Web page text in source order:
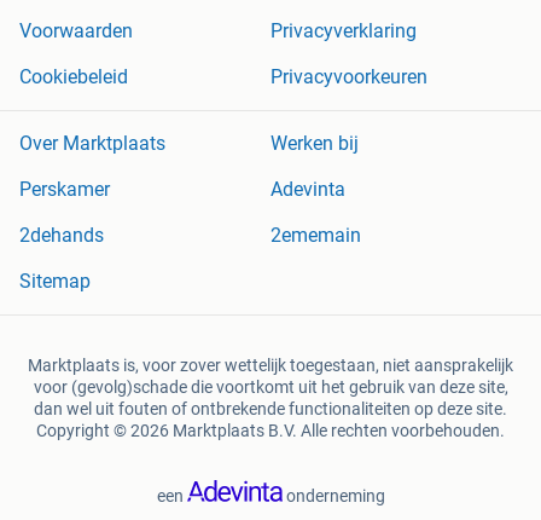
Voorwaarden
Privacyverklaring
Cookiebeleid
Privacyvoorkeuren
Over Marktplaats
Werken bij
Perskamer
Adevinta
2dehands
2ememain
Sitemap
Marktplaats is, voor zover wettelijk toegestaan, niet aansprakelijk
voor (gevolg)schade die voortkomt uit het gebruik van deze site,
dan wel uit fouten of ontbrekende functionaliteiten op deze site.
Copyright © 2026 Marktplaats B.V. Alle rechten voorbehouden.
een onderneming